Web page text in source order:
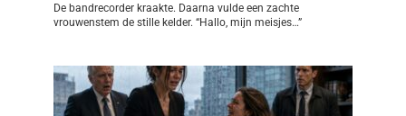
De bandrecorder kraakte. Daarna vulde een zachte
vrouwenstem de stille kelder. “Hallo, mijn meisjes…”